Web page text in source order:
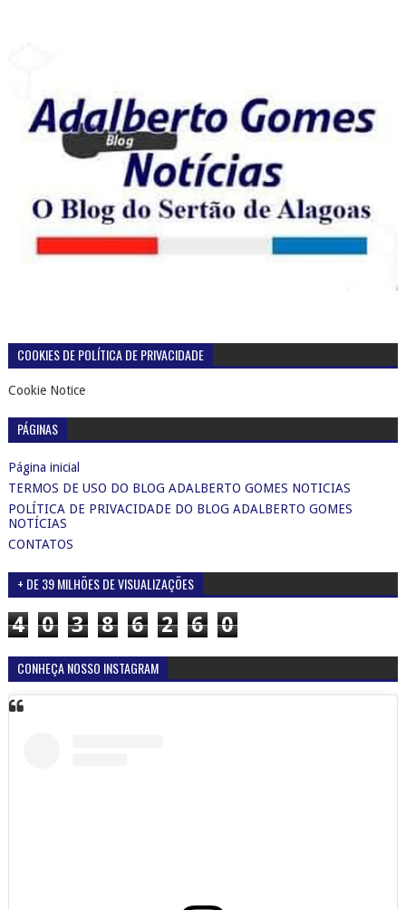
COOKIES DE POLÍTICA DE PRIVACIDADE
Cookie Notice
PÁGINAS
Página inicial
TERMOS DE USO DO BLOG ADALBERTO GOMES NOTICIAS
POLÍTICA DE PRIVACIDADE DO BLOG ADALBERTO GOMES
NOTÍCIAS
CONTATOS
+ DE 39 MILHÕES DE VISUALIZAÇÕES
4 0 3 8 6 2 6 0
CONHEÇA NOSSO INSTAGRAM